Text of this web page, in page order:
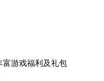
富游戏福利 及礼包